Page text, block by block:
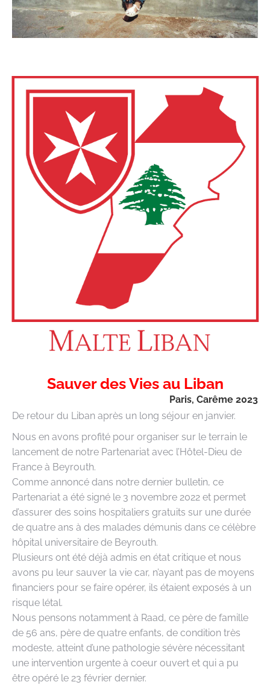
Sauver des Vies au Liban
Paris, Carême 2023
De retour du Liban après un long séjour en janvier.
Nous en avons profité pour organiser sur le terrain le
lancement de notre Partenariat avec l’Hôtel-Dieu de
France à Beyrouth.
Comme annoncé dans notre dernier bulletin, ce
Partenariat a été signé le 3 novembre 2022 et permet
d’assurer des soins hospitaliers gratuits sur une durée
de quatre ans à des malades démunis dans ce célèbre
hôpital universitaire de Beyrouth.
Plusieurs ont été déjà admis en état critique et nous
avons pu leur sauver la vie car, n’ayant pas de moyens
financiers pour se faire opérer, ils étaient exposés à un
risque létal.
Nous pensons notamment à Raad, ce père de famille
de 56 ans, père de quatre enfants, de condition très
modeste, atteint d’une pathologie sévère nécessitant
une intervention urgente à coeur ouvert et qui a pu
être opéré le 23 février dernier.